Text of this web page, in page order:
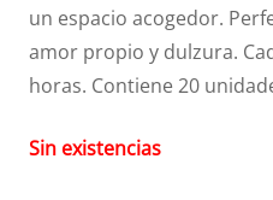
un espacio acogedor.
amor propio y dulzura.
horas. Contiene 20
Sin existencias